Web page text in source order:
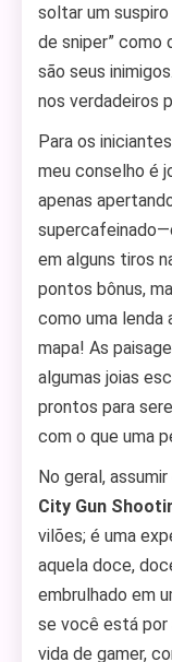
soltar um suspiro
de sniper” como
são seus
nos verdadeiros
Para os
meu conselho é
apenas
em alguns tiros
pontos bônus,
como uma lenda
mapa! As
algumas joias
prontos para
com o que uma
No geral,
City Gun
vilões; é uma
aquela doce,
embrulhado em
se você está por
vida de gamer,